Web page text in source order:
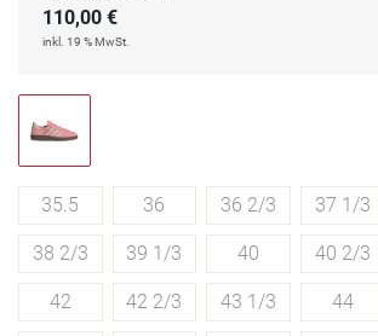
110,00 €
inkl. 19 % MwSt.
35.5 36 36 2/3 37 1/3
38 2/3 39 1/3 40 40 2/3
42 42 2/3 43 1/3 44